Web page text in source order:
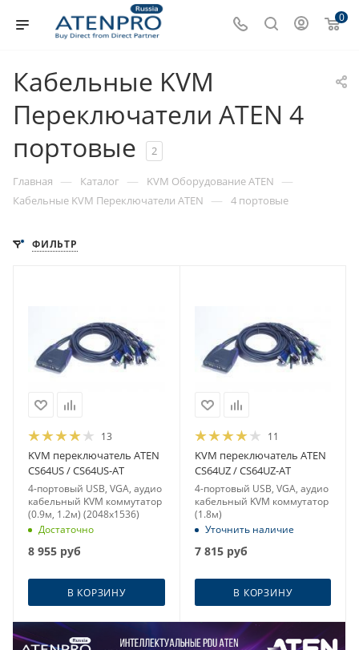
0
Кабельные KVM
Переключатели ATEN 4
портовые
2
Главная — Каталог — KVM Оборудование ATEN —
Кабельные KVM Переключатели ATEN — 4 портовые
ФИЛЬТР
13
KVM переключатель ATEN
CS64US / CS64US-AT
4-портовый USB, VGA, аудио
кабельный KVM коммутатор
(0.9м, 1.2м) (2048x1536)
Достаточно
8 955 руб
В КОРЗИНУ
11
KVM переключатель ATEN
CS64UZ / CS64UZ-AT
4-портовый USB, VGA, аудио
кабельный KVM коммутатор
(1.8м)
Уточнить наличие
7 815руб
В КОРЗИНУ